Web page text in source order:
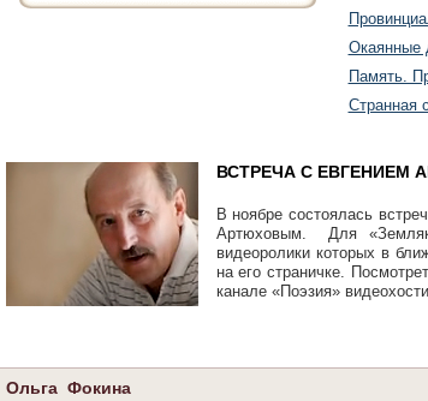
Окаянные
Память.
Странная
ВСТРЕЧА С ЕВГЕНИЕМ
В ноябре состоялась
Артюховым. Для
видеоролики которых в
на его страничке.
канале «Поэзия»
Ольга Фокина